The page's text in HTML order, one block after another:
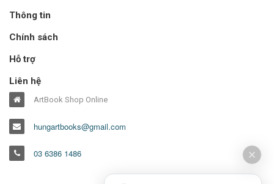
Thông tin
Chính sách
Hỗ trợ
Liên hệ
ArtBook Shop Online
hungartbooks@gmail.com
03 6386 1486